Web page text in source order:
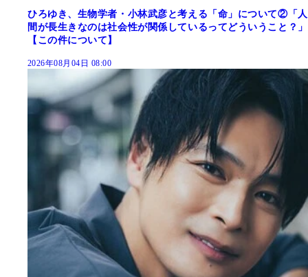
ひろゆき、生物学者・小林武彦と考える「命」について②「人
間が長生きなのは社会性が関係しているってどういうこと？」
【この件について】
2026年08月04日 08:00